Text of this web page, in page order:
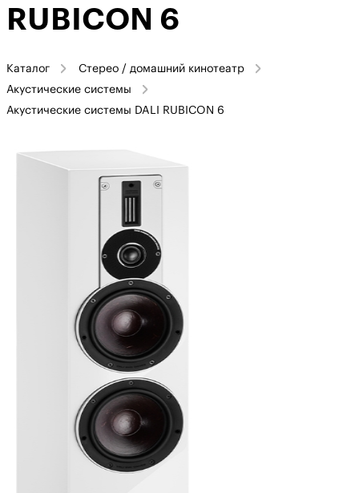
RUBICON 6
Каталог
Стерео / домашний кинотеатр
Акустические системы
Акустические системы DALI RUBICON 6